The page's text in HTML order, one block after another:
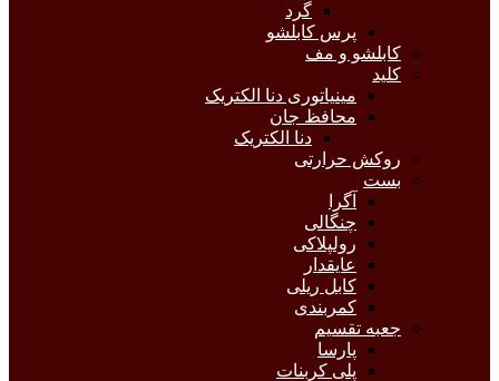
گرد
پرس کابلشو
کابلشو و مف
کلید
مینیاتوری دنا الکتریک
محافظ جان
دنا الکتریک
روکش حرارتی
بست
آگرا
چنگالی
رولپلاکی
عایقدار
کابل ریلی
کمربندی
جعبه تقسیم
پارسا
پلی کربنات